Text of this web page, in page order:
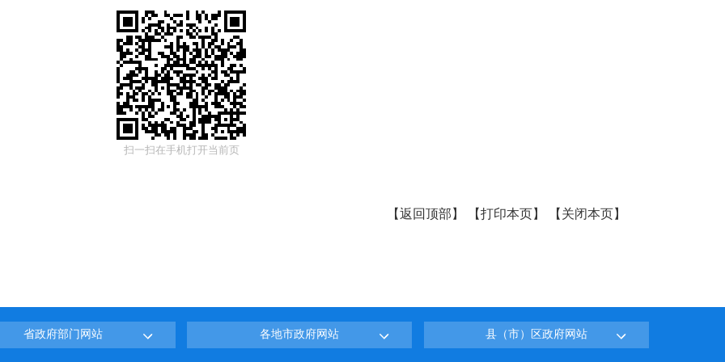
扫一扫在手机打开当前页
【返回顶部 】 【打印本页】 【 关闭本页】
省政府部门网站 各地市政府网站 县（市）区政府网站